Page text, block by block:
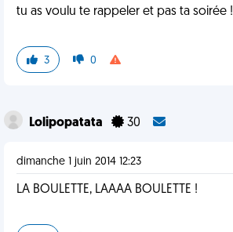
tu as voulu te rappeler et pas ta soirée !
3 0
Lolipopatata 30
dimanche 1 juin 2014 12:23
LA BOULETTE, LAAAA BOULETTE !